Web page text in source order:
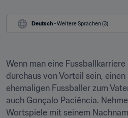
Deutsch - Weitere Sprachen (3)
Wenn man eine
durchaus von Vorteil sein,
ehemaligen Fussballer zum
auch Gonçalo Paciência.
Wortspiele mit seinem